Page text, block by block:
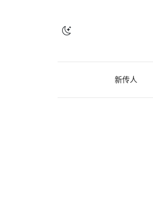
新传人